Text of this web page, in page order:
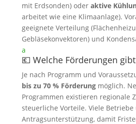
mit Erdsonden) oder aktive
arbeitet wie eine Klimaanlage).
geeignete Verteilung
Gebläsekonvektoren) und
a
💶 Welche Förderungen
Je nach Programm und
bis zu 70 % Förderungmöglich.
Programmen existieren regionale
steuerliche Vorteile. Viele
Antragsunterstützung, damit